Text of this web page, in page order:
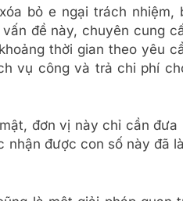
bỏ e ngại trách nhiệm,
đề này, chuyên cung
thời gian theo yêu
vụ công và trả chi phí
đơn vị này chỉ cần
nhận được con số này đã